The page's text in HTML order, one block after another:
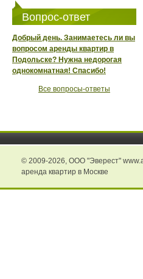
Вопрос-ответ
Добрый день. Занимаетесь ли вы
вопросом аренды квартир в
Подольске? Нужна недорогая
однокомнатная! Спасибо!
Все вопросы-ответы
© 2009-2026, ООО "Эверест"
аренда квартир в Москве